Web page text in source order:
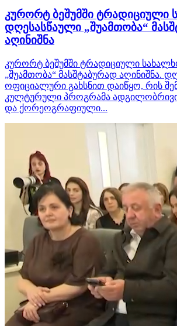
კურორტ ბეშუმში ტრადიციული
დღესასწაული „შუამთობა“
აღინიშნა
კურორტ ბეშუმში ტრადიციული
„შუამთობა“ მასშტაბურად აღინიშნა.
ოფიციალური გახსნით დაიწყო, რის
კულტურული პროგრამა
და ქორეოგრაფიული...